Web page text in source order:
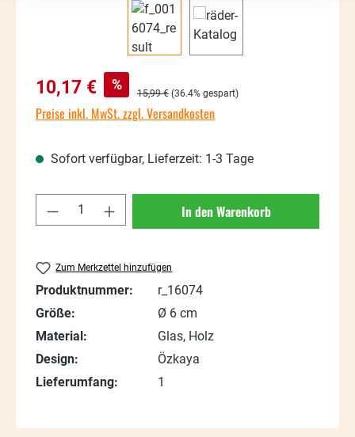
Verkaufspreis:
10,17 € % Regulärer Preis:
15,99 € (36.4% gespart)
Preise inkl. MwSt. zzgl. Versandkosten
Sofort verfügbar, Lieferzeit: 1-3 Tage
Produkt Anzahl: Gib den gewünschten
In den Warenkorb
Zum Merkzettel hinzufügen
Produktnummer:
r_16074
Größe:
Ø 6 cm
Material:
Glas, Holz
Design:
Özkaya
Lieferumfang:
1